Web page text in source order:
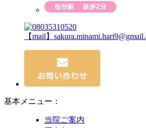
【mail】
基本メニュー：
当院ご案内